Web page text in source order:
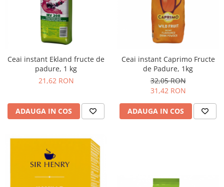
Aparate SH
Stabilizatoare tensiune
Accesorii si intretinere
Curatare
Portafiltre
Site
Tamper
Ceai instant Ekland fructe de
padure, 1 kg
21,62 RON
ADAUGA IN COS
Ceai instant Caprimo Fructe
de Padure, 1kg
32,05 RON
31,42 RON
ADAUGA IN COS